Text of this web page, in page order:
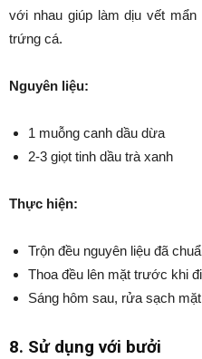
với nhau giúp làm dịu vết
trứng cá.
Nguyên liệu:
1 muỗng canh dầu dừa
2-3 giọt tinh dầu trà xanh
Thực hiện:
Trộn đều nguyên liệu đã
Thoa đều lên mặt trước khi
Sáng hôm sau, rửa sạch
8. Sử dụng với bưởi